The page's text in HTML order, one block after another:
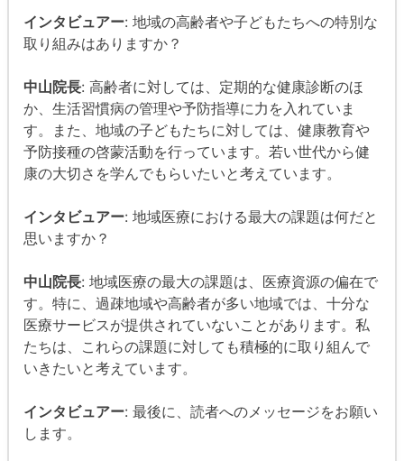
インタビュアー: 地域の高齢者や子どもたちへの特別な
取り組みはありますか？
中山院長: 高齢者に対しては、定期的な健康診断のほ
か、生活習慣病の管理や予防指導に力を入れていま
す。また、地域の子どもたちに対しては、健康教育や
予防接種の啓蒙活動を行っています。若い世代から健
康の大切さを学んでもらいたいと考えています。
インタビュアー: 地域医療における最大の課題は何だと
思いますか？
中山院長: 地域医療の最大の課題は、医療資源の偏在で
す。特に、過疎地域や高齢者が多い地域では、十分な
医療サービスが提供されていないことがあります。私
たちは、これらの課題に対しても積極的に取り組んで
いきたいと考えています。
インタビュアー: 最後に、読者へのメッセージをお願い
します。